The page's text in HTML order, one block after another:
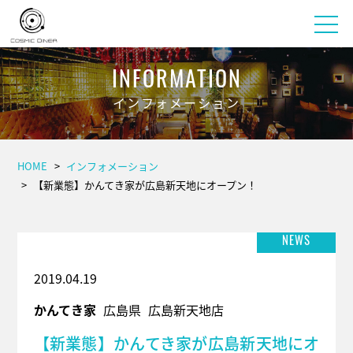
INFORMATION
インフォメーション
HOME
インフォメーション
【新業態】かんてき家が広島新天地にオープン！
2019.04.19
NEWS
かんてき家 広島県 広島新天地店
【新業態】かんてき家が広島新天地にオ